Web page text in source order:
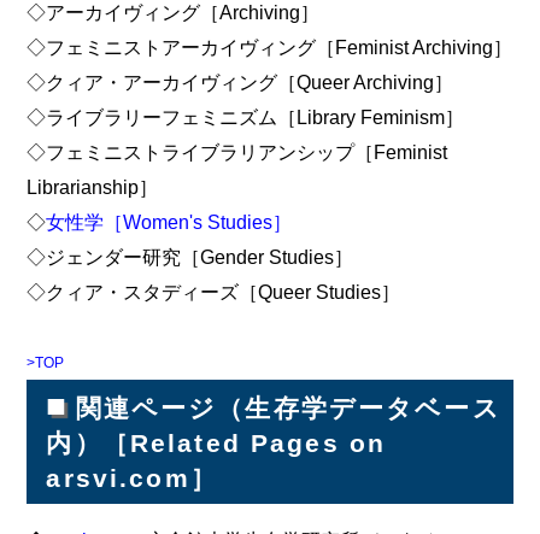
◇アーカイヴィング［Archiving］
◇フェミニストアーカイヴィング［Feminist Archiving］
◇クィア・アーカイヴィング［Queer Archiving］
◇ライブラリーフェミニズム［Library Feminism］
◇フェミニストライブラリアンシップ［Feminist
Librarianship］
◇女性学［Women's Studies］
◇ジェンダー研究［Gender Studies］
◇クィア・スタディーズ［Queer Studies］
>TOP
■ 関連ページ（生存学データベース
内）［Related Pages on
arsvi.com］